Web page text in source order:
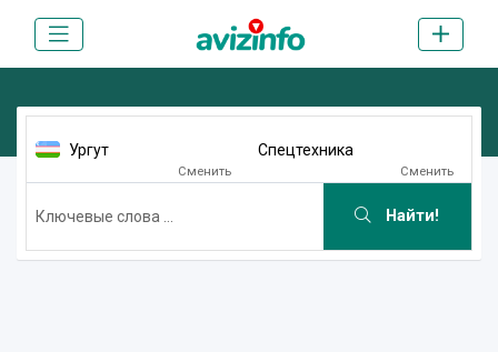
Ургут
Сменить
Спецтехника
Сменить
Найти!